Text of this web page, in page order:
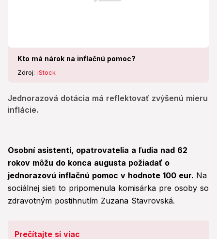
Kto má nárok na inflačnú pomoc?
Zdroj: iStock
Jednorazová dotácia má reflektovať zvýšenú mieru
inflácie.
Osobní asistenti, opatrovatelia a ľudia nad 62
rokov môžu do konca augusta požiadať o
jednorazovú inflačnú pomoc v hodnote 100 eur. Na
sociálnej sieti to pripomenula komisárka pre osoby so
zdravotným postihnutím Zuzana Stavrovská.
Prečítajte si viac